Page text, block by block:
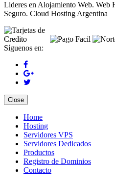
Lideres en Alojamiento Web. Web
Seguro. Cloud Hosting Argentina
Síguenos en:
Close
Home
Hosting
Servidores VPS
Servidores Dedicados
Productos
Registro de Dominios
Contacto